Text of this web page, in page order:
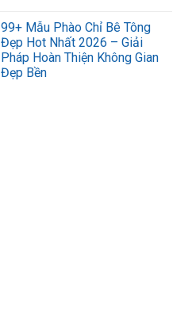
99+ Mẫu Phào Chỉ Bê Tông
Đẹp Hot Nhất 2026 – Giải
Pháp Hoàn Thiện Không Gian
Đẹp Bền